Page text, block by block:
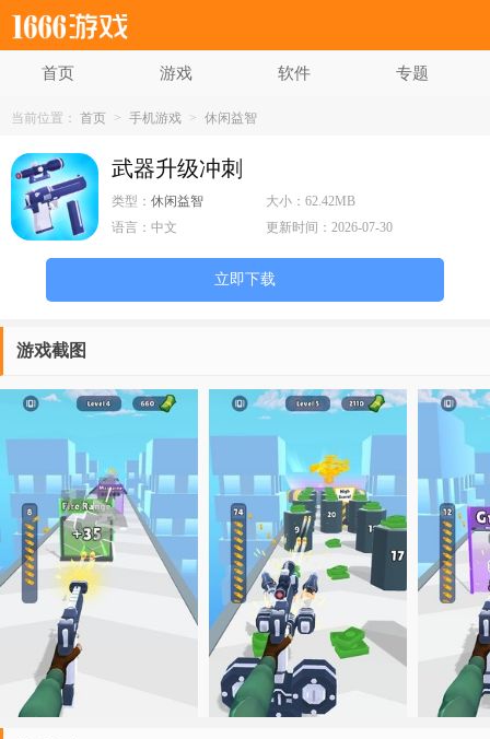
首页 游戏 软件 专题
当前位置： 首页 > 手机游戏 > 休闲益智
武器升级冲刺
类型： 休闲益智 大小：62.42MB
语言： 中文 更新时间：2026-07-30
立即下载
游戏截图